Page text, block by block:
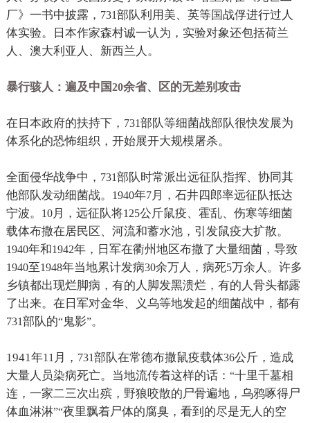
厂》一书中披露， 731部队利用美、英等国战俘进行过人
体实验。日本作家森村诚一认为，实验对象还包括荷兰
人、澳大利亚人、新西兰人。
暴行骇人：遍及中国20余省、区的无差别攻击
在日本政府的扶持下， 731部队等细菌战部队很快发展为
体系化的恐怖组织，开始展开大规模屠杀。
全面侵华战争中， 731部队时常派出远征队指挥、协同其
他部队发动细菌战。
1940年7月，石井四郎率远征队抵达
宁波。
10月，远征队将125公斤鼠疫、霍乱、伤寒等细菌
载体布撒在居民区、河流和蓄水池，引发鼠疫大扩散。
1940年和1942年，日军在衢州地区布撒了大量细菌，导致
1940至1948年当地累计发病30余万人，病死5万余人。许多
乡镇都出现烂脚病，有的人脚发黑溃烂，有的人骨头都露
了出来。在日军对金华、义乌等地发起的细菌战中，都有
731部队的“鬼影”。
1941年11 月， 731部队在常德布撒鼠疫载体36公斤，造成
大量人员染病死亡。当地流传着这样的话： “十里千墓相
连，一家二三次出殡，野狼咬散的尸骨遍地，乌鸦啄得尸
体血淋淋”“夜里飘着尸体的腐臭，看到的尽是无人的空